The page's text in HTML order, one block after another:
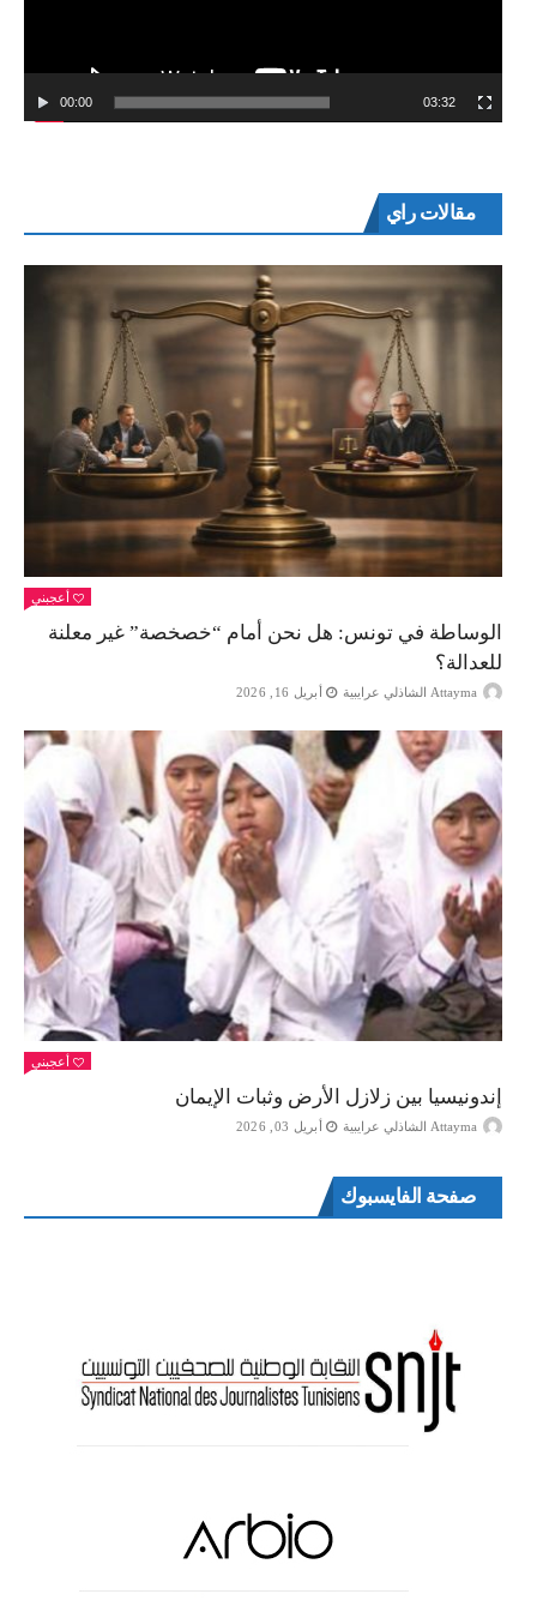
00:00 03:32
مقالات راي
أعجبني
الوساطة في تونس: هل نحن أمام “خصخصة” غير معلنة
للعدالة؟
Attayma الشاذلي عرايبية أبريل 16, 2026
أعجبني
إندونيسيا بين زلازل الأرض وثبات الإيمان
Attayma الشاذلي عرايبية أبريل 03, 2026
صفحة الفايسبوك